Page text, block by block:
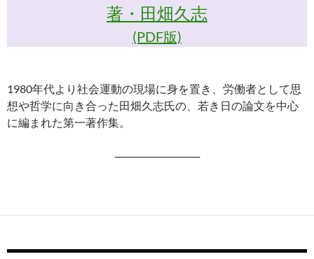
著・田畑久志
(PDF版)
1980年代より社会運動の現場に身を置き、労働者として思
想や哲学に向き合った田畑久志氏の、若き日の論文を中心
に編まれた第一著作集。
───────────